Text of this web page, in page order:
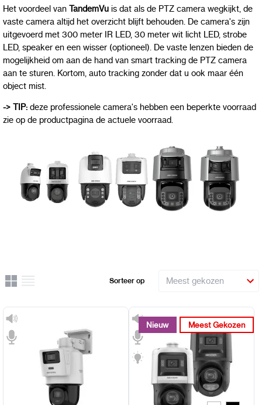
Het voordeel van TandemVu is dat als de PTZ camera wegkijkt, de
vaste camera altijd het overzicht blijft behouden. De camera's zijn
uitgevoerd met 300 meter IR LED, 30 meter wit licht LED, strobe
LED, speaker en een wisser (optioneel). De vaste lenzen bieden de
mogelijkheid om aan de hand van smart tracking de PTZ camera
aan te sturen. Kortom, auto tracking zonder dat u ook maar één
object mist.
-> TIP: deze professionele camera's hebben een beperkte voorraad
zie op de productpagina de actuele voorraad.
Uitzicht
Rooster
Lijst Sorteer op
Nieuw Meest Gekozen
Nieuw Meest Gekozen